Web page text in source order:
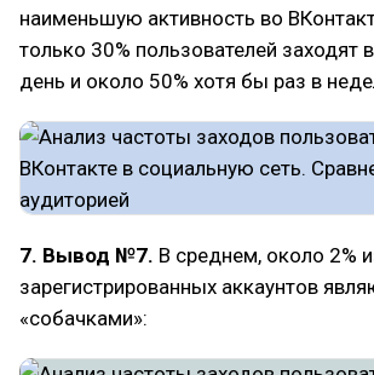
наименьшую активность во
только 30% пользователей заходят
день и около 50% хотя бы раз в
7. Вывод №7. В среднем, около 2%
зарегистрированных аккаунтов
«собачками»: